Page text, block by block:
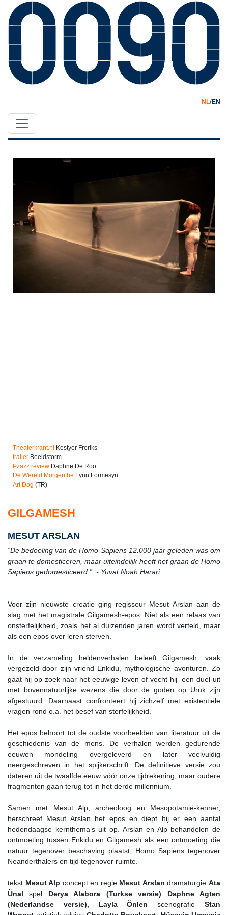
NL/EN
Theaterkrant.nl
Kestyer Freriks
trailer Beeldstorm
Pzazz review Daphne De Roo
De Wereld Morgen.be Lynn Formesyn
Art Dog (TR)
GILGAMESH
MESUT ARSLAN
“De bedoeling van de Homo Sapiens 12.000 jaar geleden was om
graan te domesticeren, maar uiteindelijk heeft het graan de Homo
Sapiens gedomesticeerd.” - Yuval Noah Harari
Voor zijn nieuwste creatie ging regisseur Mesut Arslan aan de
slag met het magistrale Gilgamesh-epos. Niet als een relaas van
onsterfelijkheid, zoals het al duizenden jaren wordt verteld, maar
als een epos over leren sterven.
In de verzameling heldenverhalen beleeft Gilgamesh, vaak
vergezeld door zijn vriend Enkidu, mythologische avonturen. Zo
gaat hij op zoek naar het eeuwige leven of vecht hij een duel uit
met bovennatuurlijke wezens die door de goden op Uruk zijn
afgestuurd. Daarnaast confronteert hij zichzelf met existentiële
vragen rond o.a. het besef van sterfelijkheid.
Het epos behoort tot de oudste voorbeelden van literatuur uit de
geschiedenis van de mens. De verhalen werden gedurende
eeuwen mondeling overgeleverd en later veelvuldig
neergeschreven in het spijkerschrift. De definitieve versie zou
dateren uit de twaalfde eeuw vóór onze tijdrekening, maar oudere
fragmenten gaan terug tot in het derde millennium.
Samen met Mesut Alp, archeoloog en Mesopotamië-kenner,
herschreef Mesut Arslan het epos en diept hij er een aantal
hedendaagse kernthema’s uit op. Arslan en Alp behandelen de
ontmoeting tussen Enkidu en Gilgamesh als een ontmoeting die
natuur tegenover beschaving plaatst, Homo Sapiens tegenover
Neanderthalers en tijd tegenover ruimte.
tekst Mesut Alp concept en regie Mesut Arslan dramaturgieAta
Ünal spel Derya Alabora (Turkse versie)
Daphne Agten
(Nederlandse versie), Layla Önlen scenografieStan